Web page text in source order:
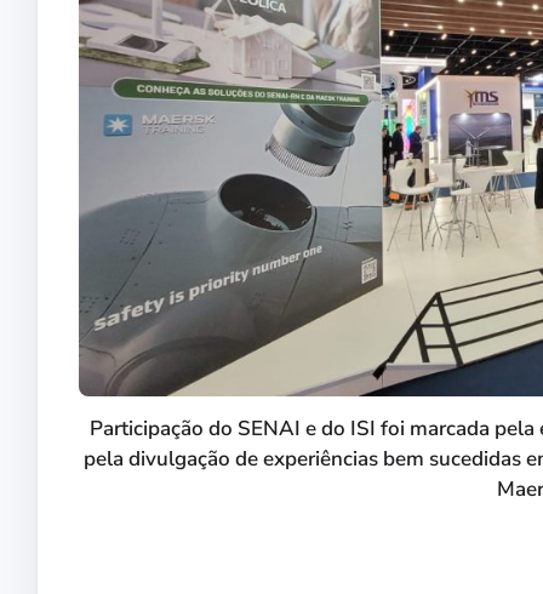
Participação do SENAI e do ISI foi marcada
pela divulgação de experiências bem sucedidas